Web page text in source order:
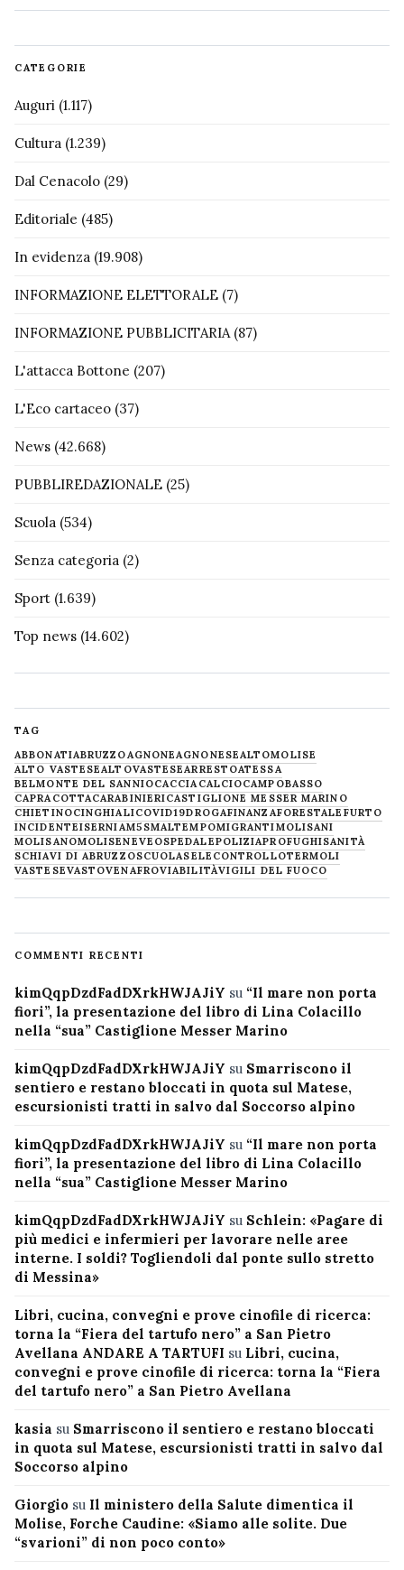
CATEGORIE
Auguri (1.117)
Cultura (1.239)
Dal Cenacolo (29)
Editoriale (485)
In evidenza (19.908)
INFORMAZIONE ELETTORALE (7)
INFORMAZIONE PUBBLICITARIA(87)
L'attacca Bottone (207)
L'Eco cartaceo (37)
News (42.668)
PUBBLIREDAZIONALE (25)
Scuola (534)
Senza categoria (2)
Sport (1.639)
Top news (14.602)
TAG
ABBONATIABRUZZOAGNONEAGNONESEALTOMOLISE
ALTO VASTESEALTOVASTESEARRESTOATESSA
BELMONTE DEL SANNIOCACCIACALCIOCAMPOBASSO
CAPRACOTTACARABINIERICASTIGLIONE MESSER MARINO
CHIETINOCINGHIALICOVID19DROGAFINANZAFORESTALE FURTO
INCIDENTEISERNIAM5SMALTEMPOMIGRANTIMOLISANI
MOLISANOMOLISENEVE OSPEDALEPOLIZIAPROFUGHISANITÀ
SCHIAVI DI ABRUZZOSCUOLASELECONTROLLOTERMOLI
VASTESEVASTOVENAFROVIABILITÀVIGILI DEL FUOCO
COMMENTI RECENTI
kimQqpDzdFadDXrkHWJAJiY su “Il mare non porta
fiori”, la presentazione del libro di Lina Colacillo
nella “sua” Castiglione Messer Marino
kimQqpDzdFadDXrkHWJAJiY su Smarriscono il
sentiero e restano bloccati in quota sul Matese,
escursionisti tratti in salvo dal Soccorso alpino
kimQqpDzdFadDXrkHWJAJiY su “Il mare non porta
fiori”, la presentazione del libro di Lina Colacillo
nella “sua” Castiglione Messer Marino
kimQqpDzdFadDXrkHWJAJiY su Schlein: «Pagare di
più medici e infermieri per lavorare nelle aree
interne. I soldi? Togliendoli dal ponte sullo stretto
di Messina»
Libri, cucina, convegni e prove cinofile di ricerca:
torna la “Fiera del tartufo nero” a San Pietro
Avellana ANDARE A TARTUFI su Libri, cucina,
convegni e prove cinofile di ricerca: torna la “Fiera
del tartufo nero” a San Pietro Avellana
kasia su Smarriscono il sentiero e restano bloccati
in quota sul Matese, escursionisti tratti in salvo dal
Soccorso alpino
Giorgio su Il ministero della Salute dimentica il
Molise, Forche Caudine: «Siamo alle solite. Due
“svarioni” di non poco conto»